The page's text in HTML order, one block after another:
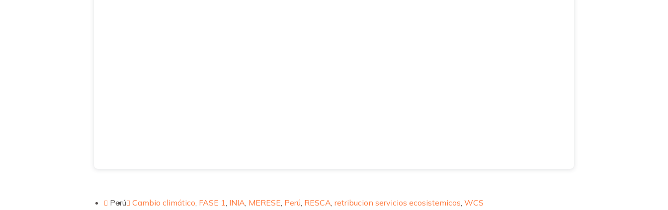
Perú Cambio climático FASE 1 INIA MERESE Perú RESCA retribucion servicios ecosistemicos WCS